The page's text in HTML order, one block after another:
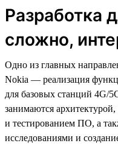
Разработка
сложно,
Одно из главных
Nokia — реализация
для базовых станций 4G/
занимаются
и тестированием ПО, а
исследованиями и